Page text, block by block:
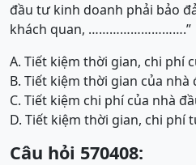
đầu tư kinh doanh phải bảo
khách quan, ……………………….”
A. Tiết kiệm thời gian, chi phí
B. Tiết kiệm thời gian của nhà
C. Tiết kiệm chi phí của nhà
D. Tiết kiệm thời gian, chi phí
Câu hỏi 570408: